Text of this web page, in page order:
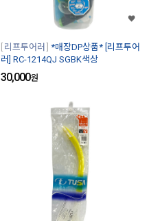
리프투어러
*매장DP상품* [리프투어
러] RC-1214QJ SGBK색상
30,000원